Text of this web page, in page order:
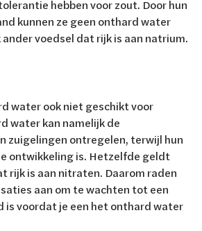
hebben voor zout. Door hun
kunnen ze geen onthard water
voedsel dat rijk is aan natrium.
water ook niet geschikt voor
water kan namelijk de
zuigelingen ontregelen, terwijl hun
ontwikkeling is. Hetzelfde geldt
rijk is aan nitraten. Daarom raden
aan om te wachten tot een
is voordat je een het onthard water